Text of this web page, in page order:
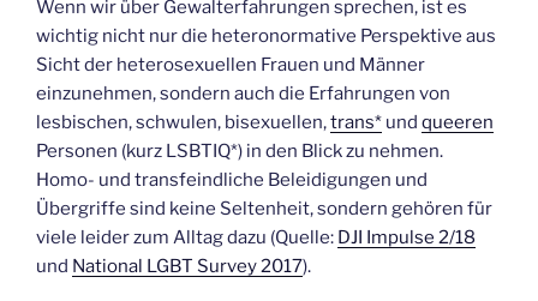
Wenn wir über Gewalterfahrungen sprechen, ist es
wichtig nicht nur die heteronormative Perspektive aus
Sicht der heterosexuellen Frauen und Männer
einzunehmen, sondern auch die Erfahrungen von
lesbischen, schwulen, bisexuellen,trans* und queeren
Personen (kurz LSBTIQ*) in den Blick zu nehmen.
Homo- und transfeindliche Beleidigungen und
Übergriffe sind keine Seltenheit, sondern gehören für
viele leider zum Alltag dazu (Quelle: DJI Impulse 2/18
und National LGBT Survey 2017).